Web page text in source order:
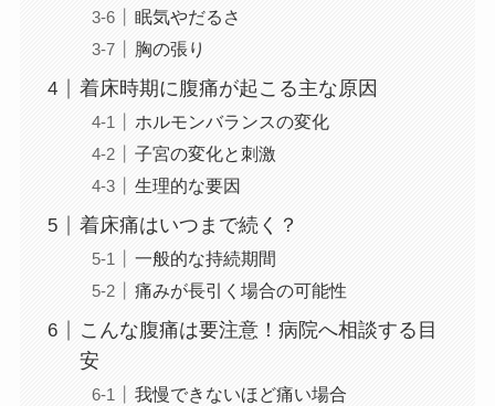
眠気やだるさ
胸の張り
着床時期に腹痛が起こる主な原因
ホルモンバランスの変化
子宮の変化と刺激
生理的な要因
着床痛はいつまで続く？
一般的な持続期間
痛みが長引く場合の可能性
こんな腹痛は要注意！病院へ相談する目
安
我慢できないほど痛い場合